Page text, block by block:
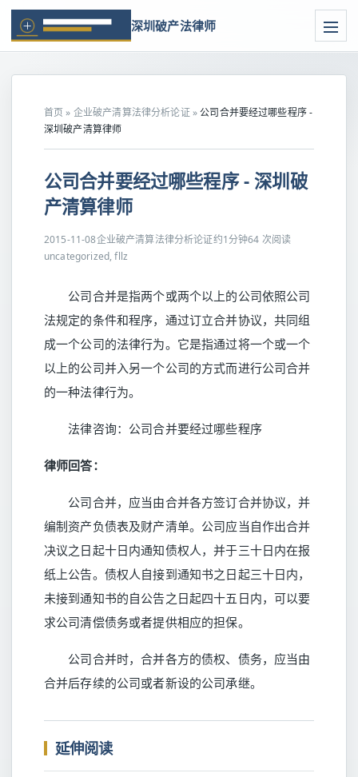
深圳破产法律师
首页 » 企业破产清算法律分析论证»公司合并要经过哪些程序 -
深圳破产清算律师
公司合并要经过哪些程序 - 深圳破
产清算律师
2015-11-08企业破产清算法律分析论证约1分钟64 次阅读
uncategorized, fllz
公司合并是指两个或两个以上的公司依照公司
法规定的条件和程序，通过订立合并协议，共同组
成一个公司的法律行为。它是指通过将一个或一个
以上的公司并入另一个公司的方式而进行公司合并
的一种法律行为。
法律咨询：公司合并要经过哪些程序
律师回答：
公司合并，应当由合并各方签订合并协议，并
编制资产负债表及财产清单。公司应当自作出合并
决议之日起十日内通知债权人，并于三十日内在报
纸上公告。债权人自接到通知书之日起三十日内，
未接到通知书的自公告之日起四十五日内，可以要
求公司清偿债务或者提供相应的担保。
公司合并时，合并各方的债权、债务，应当由
合并后存续的公司或者新设的公司承继。
延伸阅读